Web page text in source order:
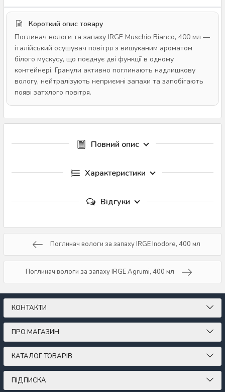
Короткий опис товару
Поглинач вологи та запаху IRGE Muschio Bianco, 400 мл —
італійський осушувач повітря з вишуканим ароматом
білого мускусу, що поєднує дві функції в одному
контейнері. Гранули активно поглинають надлишкову
вологу, нейтралізують неприємні запахи та запобігають
появі затхлого повітря.
Повний опис
Характеристики
Відгуки
Поглинач вологи за запаху IRGE Inodore, 400 мл
Поглинач вологи за запаху IRGE Agrumi, 400 мл
КОНТАКТИ
ПРО МАГАЗИН
КАТАЛОГ ТОВАРІВ
ПІДПИСКА